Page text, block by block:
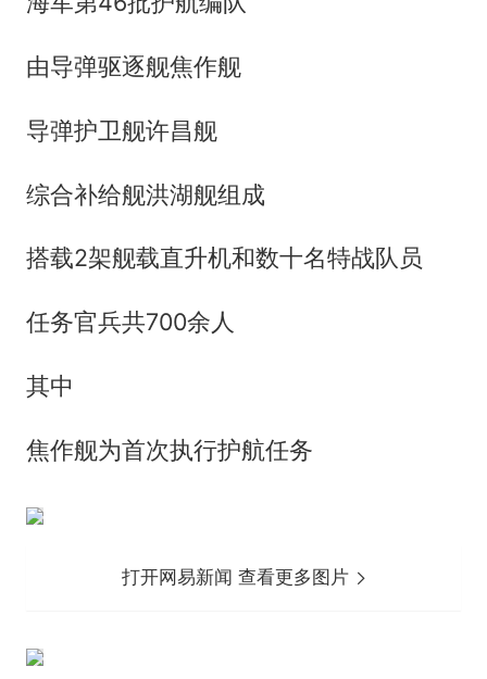
由导弹驱逐舰焦作舰
导弹护卫舰许昌舰
综合补给舰洪湖舰组成
搭载2架舰载直升机和数十名特战队员
任务官兵共700余人
其中
焦作舰为首次执行护航任务
打开网易新闻 查看更多图片